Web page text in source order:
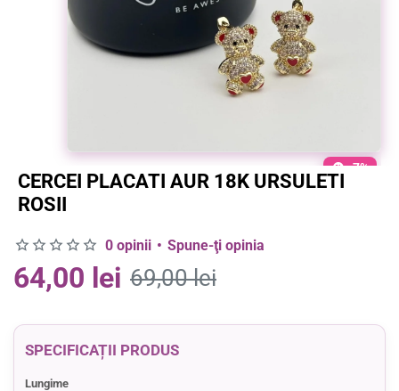
-7%
CERCEI PLACATI AUR 18K URSULETI
ROSII
SPECIFICAȚII PRODUS
Lungime
0 opinii • Spune-ţi opinia
64,00 lei 69,00 lei